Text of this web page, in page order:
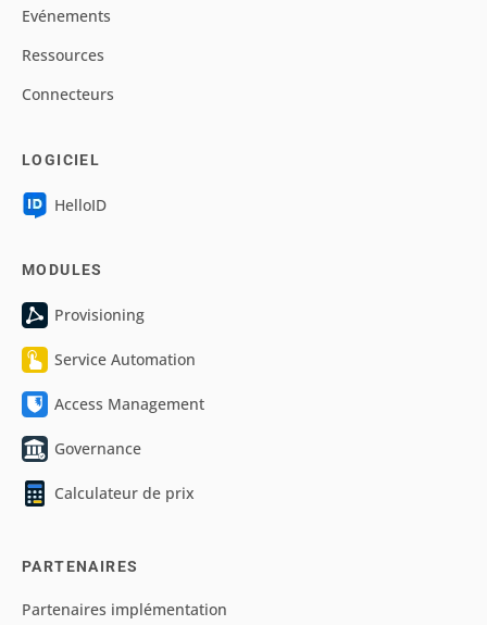
Evénements
Ressources
Connecteurs
LOGICIEL
HelloID
MODULES
Provisioning
Service Automation
Access Management
Governance
Calculateur de prix
PARTENAIRES
Partenaires implémentation